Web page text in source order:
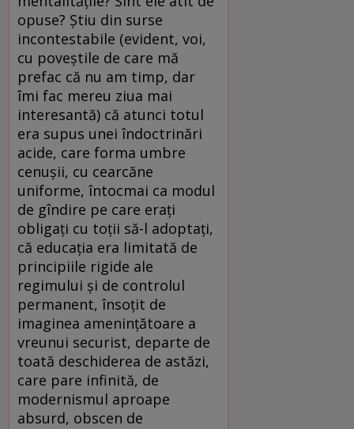
opuse? Ştiu din surse
incontestabile (evident, voi,
cu poveştile de care mă
prefac că nu am timp, dar
îmi fac mereu ziua mai
interesantă) că atunci totul
era supus unei îndoctrinări
acide, care forma umbre
cenuşii, cu cearcăne
uniforme, întocmai ca modul
de gîndire pe care eraţi
obligaţi cu toţii să-l adoptaţi,
că educaţia era limitată de
principiile rigide ale
regimului şi de controlul
permanent, însoţit de
imaginea ameninţătoare a
vreunui securist, departe de
toată deschiderea de astăzi,
care pare infinită, de
modernismul aproape
absurd, obscen de